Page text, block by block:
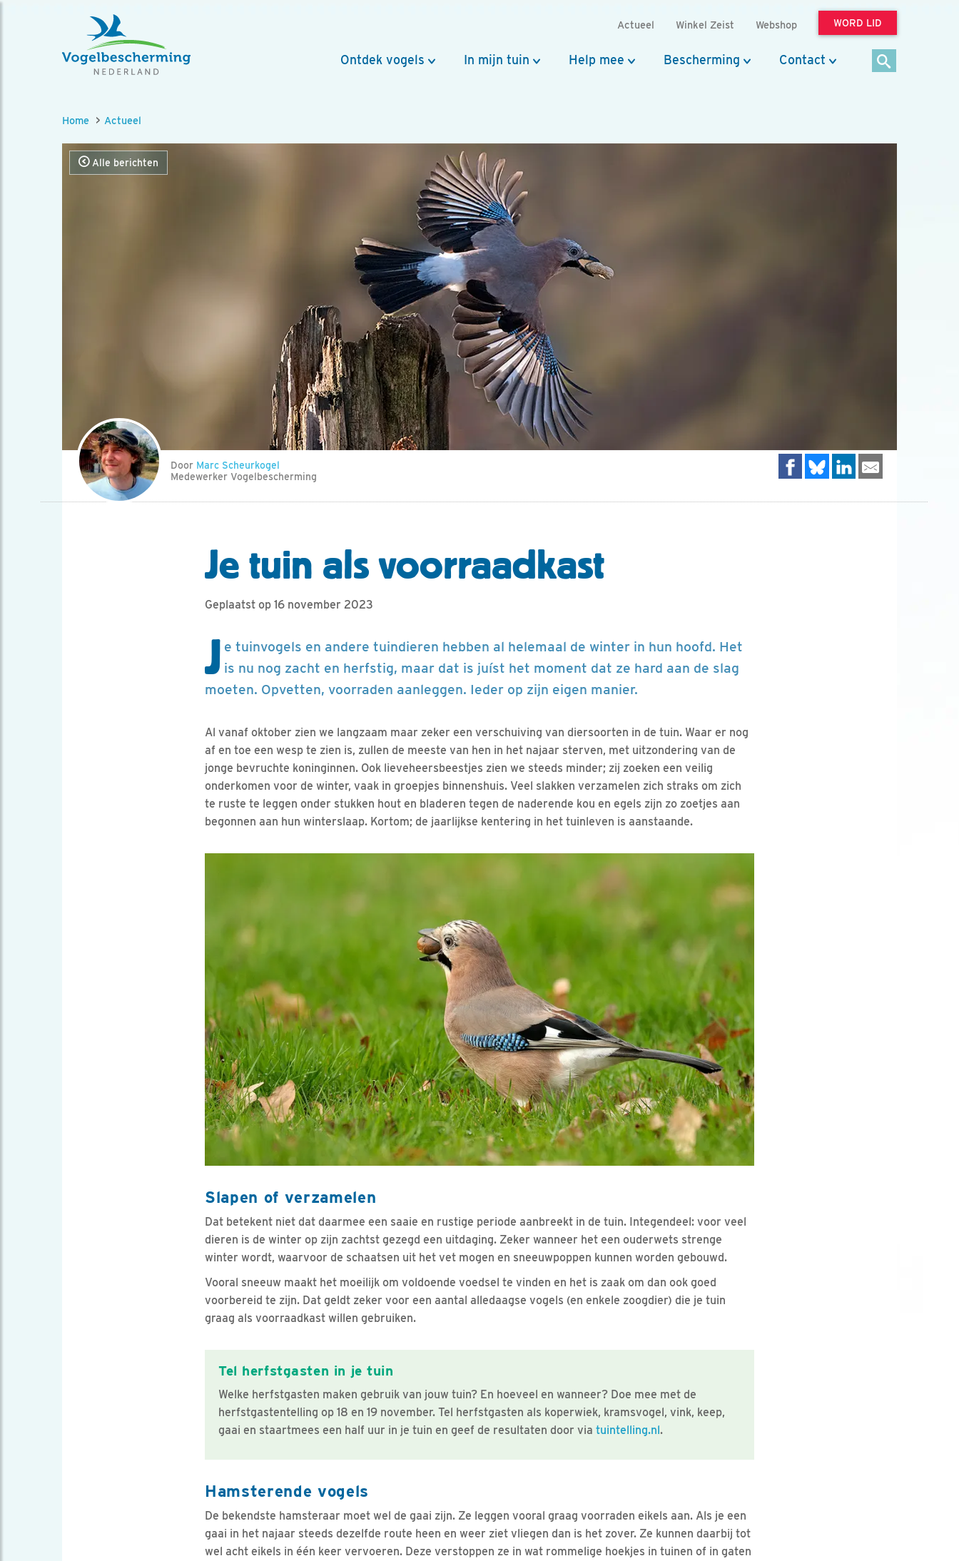
Actueel Winkel Zeist Webshop WORD LID
Ontdek vogels In mijn tuin Help mee Bescherming Contact
Home Actueel
Alle berichten
Door Marc Scheurkogel
Medewerker Vogelbescherming
Je tuin als voorraadkast
Geplaatst op 16 november 2023
J e tuinvogels en andere tuindieren hebben al helemaal de winter in hun hoofd. Het
is nu nog zacht en herfstig, maar dat is juíst het moment dat ze hard aan de slag
moeten. Opvetten, voorraden aanleggen. Ieder op zijn eigen manier.
Al vanaf oktober zien we langzaam maar zeker een verschuiving van diersoorten in de tuin. Waar er nog
af en toe een wesp te zien is, zullen de meeste van hen in het najaar sterven, met uitzondering van de
jonge bevruchte koninginnen. Ook lieveheersbeestjes zien we steeds minder; zij zoeken een veilig
onderkomen voor de winter, vaak in groepjes binnenshuis. Veel slakken verzamelen zich straks om zich
te ruste te leggen onder stukken hout en bladeren tegen de naderende kou en egels zijn zo zoetjes aan
begonnen aan hun winterslaap. Kortom; de jaarlijkse kentering in het tuinleven is aanstaande.
Slapen of verzamelen
Dat betekent niet dat daarmee een saaie en rustige periode aanbreekt in de tuin. Integendeel: voor veel
dieren is de winter op zijn zachtst gezegd een uitdaging. Zeker wanneer het een ouderwets strenge
winter wordt, waarvoor de schaatsen uit het vet mogen en sneeuwpoppen kunnen worden gebouwd.
Vooral sneeuw maakt het moeilijk om voldoende voedsel te vinden en het is zaak om dan ook goed
voorbereid te zijn. Dat geldt zeker voor een aantal alledaagse vogels (en enkele zoogdier) die je tuin
graag als voorraadkast willen gebruiken.
Tel herfstgasten in je tuin
Welke herfstgasten maken gebruik van jouw tuin? En hoeveel en wanneer? Doe mee met de
herfstgastentelling op 18 en 19 november. Tel herfstgasten als koperwiek, kramsvogel, vink, keep,
gaai en staartmees een half uur in je tuin en geef de resultaten door via tuintelling.nl.
Hamsterende vogels
De bekendste hamsteraar moet wel de gaai zijn. Ze leggen vooral graag voorraden eikels aan. Als je een
gaai in het najaar steeds dezelfde route heen en weer ziet vliegen dan is het zover. Ze kunnen daarbij tot
wel acht eikels in één keer vervoeren. Deze verstoppen ze in wat rommelige hoekjes in tuinen of in gaten